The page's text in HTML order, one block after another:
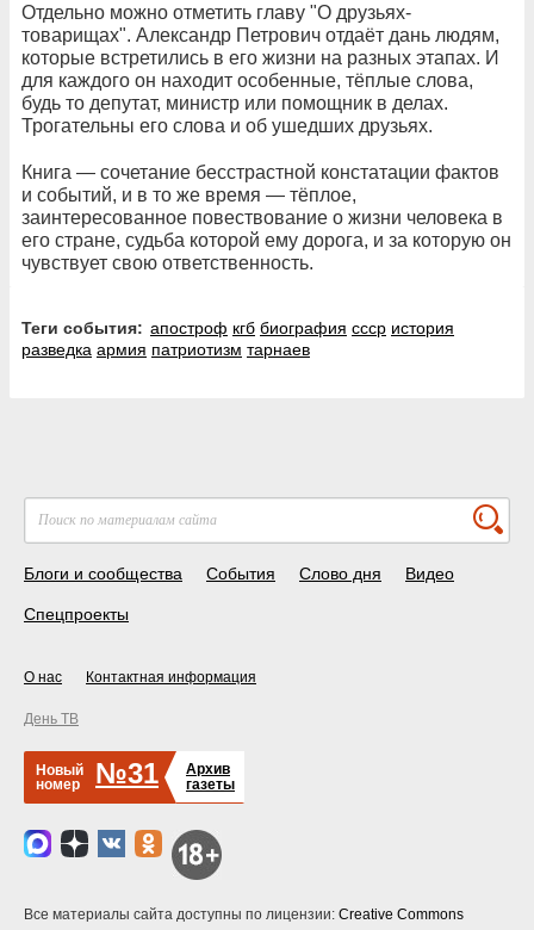
Отдельно можно отметить главу "О друзьях-
товарищах". Александр Петрович отдаёт дань людям,
которые встретились в его жизни на разных этапах. И
для каждого он находит особенные, тёплые слова,
будь то депутат, министр или помощник в делах.
Трогательны его слова и об ушедших друзьях.
Книга — сочетание бесстрастной констатации фактов
и событий, и в то же время — тёплое,
заинтересованное повествование о жизни человека в
его стране, судьба которой ему дорога, и за которую он
чувствует свою ответственность.
Теги события: апостроф кгб биография ссср история
разведка армия патриотизм тарнаев
Блоги и сообщества События Слово дня Видео
Спецпроекты
О нас Контактная информация
День ТВ
Новый
номер
№31
Архив
газеты
Все материалы сайта доступны по лицензии: Creative Commons